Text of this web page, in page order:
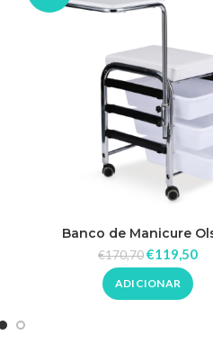
Banco de Manicure
€170,70€119,50
ADICIONAR